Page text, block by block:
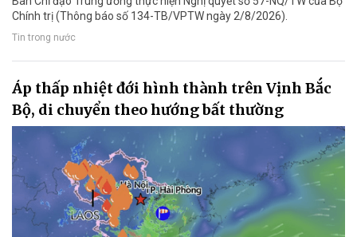
Chính trị (Thông báo số 134-TB/VPTW ngày 2/8/2026).
Tin trong nước
Áp thấp nhiệt đới hình thành trên Vịnh Bắc
Bộ, di chuyển theo hướng bất thường